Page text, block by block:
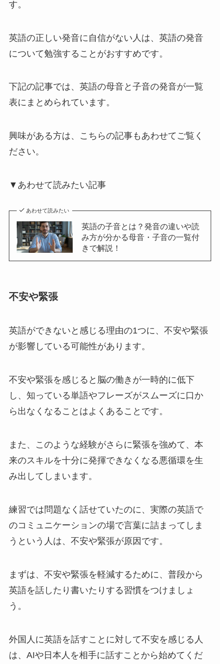
す。
英語の正しい発音に自信がない人は、英語の発音
について勉強することがおすすめです。
下記の記事では、英語の母音と子音の発音が一覧
表にまとめられています。
興味がある方は、こちらの記事もあわせてご覧く
ださい。
▼あわせて読みたい記事
あわせて読みたい
英語の子音とは？発音の違いや読
み方が分かる母音・子音の一覧付
きで解説！
不安や緊張
英語ができないと感じる理由の1つに、不安や緊張
が影響している可能性があります。
不安や緊張を感じると脳の働きが一時的に低下
し、知っている単語やフレーズがスムーズに口か
ら出なくなることはよくあることです。
また、このような経験がさらに緊張を強めて、本
来のスキルを十分に発揮できなくなる悪循環を生
み出してしまいます。
練習では問題なく話せていたのに、実際の英語で
のコミュニケーションの場で言葉に詰まってしま
うという人は、不安や緊張が原因です。
まずは、不安や緊張を軽減するために、普段から
英語を話したり書いたりする習慣をつけましょ
う。
外国人に英語を話すことに対して不安を感じる人
は、AIや日本人を相手に話すことから始めてくだ